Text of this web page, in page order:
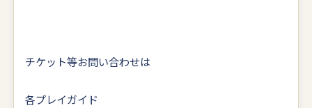
チケット等お問い合わせは
各プレイガイド